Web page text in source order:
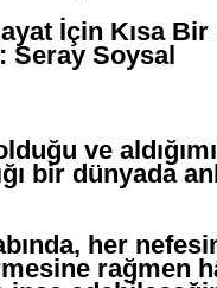
İçin Kısa
Seray Soysal
ve
bir dünyada
her
rağmen